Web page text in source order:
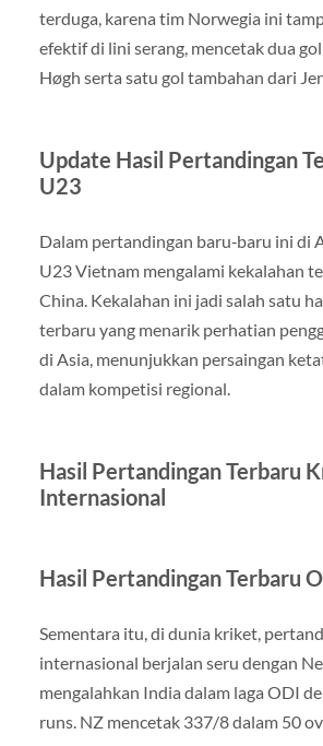
terduga, karena tim Norwegia ini
efektif di lini serang, mencetak dua
Høgh serta satu gol tambahan dari
Update Hasil Pertandingan
U23
Dalam pertandingan baru‑baru ini di
U23 Vietnam mengalami kekalahan
China. Kekalahan ini jadi salah satu
terbaru yang menarik perhatian
di Asia, menunjukkan persaingan
dalam kompetisi regional.
Hasil Pertandingan Terbaru
Internasional
Hasil Pertandingan Terbaru
Sementara itu, di dunia kriket,
internasional berjalan seru dengan
mengalahkan India dalam laga ODI
runs. NZ mencetak 337/8 dalam 50